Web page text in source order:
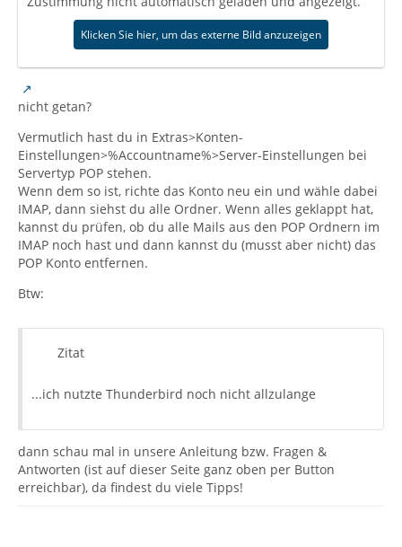
Klicken Sie hier, um das externe Bild anzuzeigen
nicht getan?
Vermutlich hast du in Extras>Konten-
Einstellungen>%Accountname%>Server-Einstellungen bei
Servertyp POP stehen.
Wenn dem so ist, richte das Konto neu ein und wähle dabei
IMAP, dann siehst du alle Ordner. Wenn alles geklappt hat,
kannst du prüfen, ob du alle Mails aus den POP Ordnern im
IMAP noch hast und dann kannst du (musst aber nicht) das
POP Konto entfernen.
Btw:
Zitat
...ich nutzte Thunderbird noch nicht allzulange
dann schau mal in unsere Anleitung bzw. Fragen &
Antworten (ist auf dieser Seite ganz oben per Button
erreichbar), da findest du viele Tipps!